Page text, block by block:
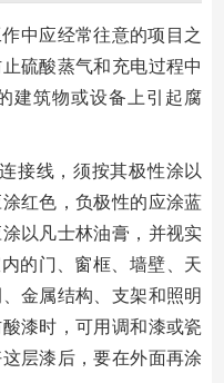
中应经常往意的项目之
硫酸蒸气和充电过程中
建筑物或设备上引起腐
接线，须按其极性涂以
红色，负极性的应涂蓝
以凡士林油膏，并视实
的门、窗框、墙壁、天
金属结构、支架和照明
漆时，可用调和漆或瓷
层漆后，要在外面再涂